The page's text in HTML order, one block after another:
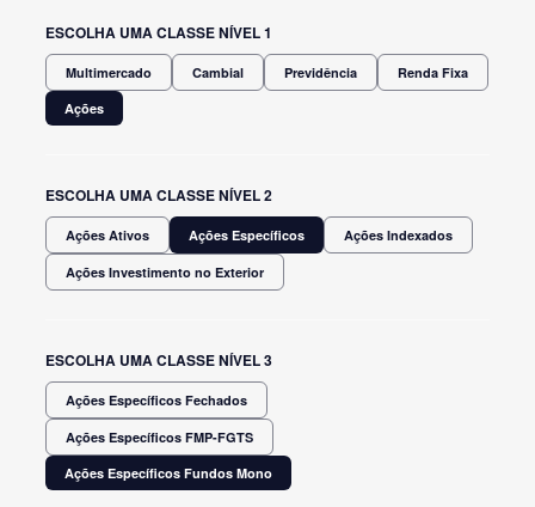
ESCOLHA UMA CLASSE NÍVEL 1
Multimercado Cambial Previdência
Renda Fixa
Ações
ESCOLHA UMA CLASSE NÍVEL 2
Ações Ativos Ações Específicos Ações Indexados
Ações Investimento no Exterior
ESCOLHA UMA CLASSE NÍVEL 3
Ações Específicos Fechados
Ações Específicos FMP-FGTS
Ações Específicos Fundos Mono